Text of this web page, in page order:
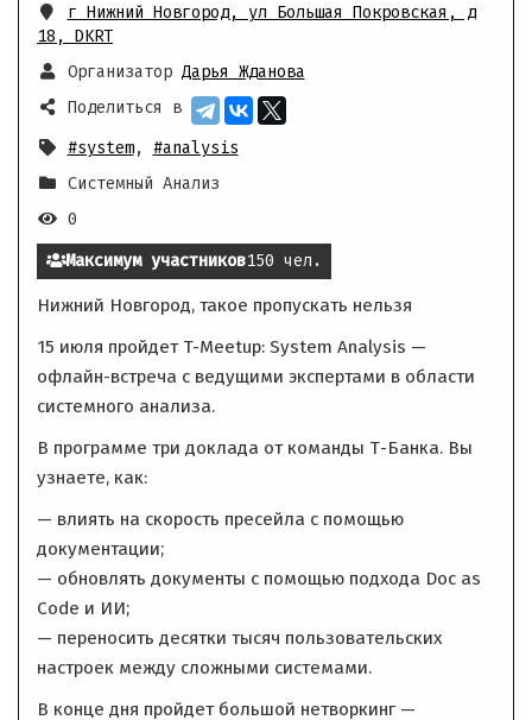
г Нижний Новгород, ул Большая Покровская, д
18 , DKRT
Организатор Дарья Жданова
Поделиться в
#system, #analysis
Системный Анализ
0
Максимум участников150 чел.
Нижний Новгород, такое пропускать нельзя
15 июля пройдет T-Meetup: System Analysis —
офлайн-встреча с ведущими экспертами в области
системного анализа.
В программе три доклада от команды Т-Банка. Вы
узнаете, как:
— влиять на скорость пресейла с помощью
документации;
— обновлять документы с помощью подхода Doc as
Code и ИИ;
— переносить десятки тысяч пользовательских
настроек между сложными системами.
В конце дня пройдет большой нетворкинг —